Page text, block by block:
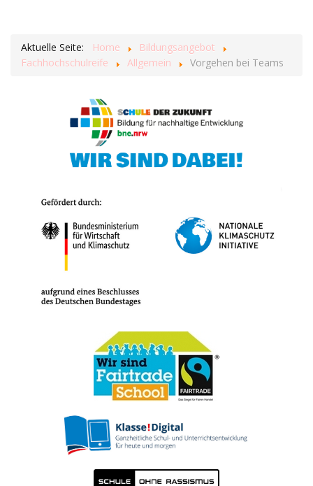
Aktuelle Seite: Home
Bildungsangebot
Fachhochschulreife
Allgemein Vorgehen bei Teams